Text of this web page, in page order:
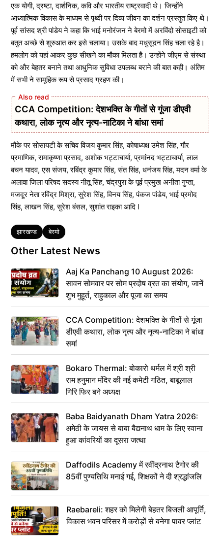
एक योगी, द्रष्टा, दार्शनिक, कवि और भारतीय राष्ट्रवादी थे। जिन्होंने
आध्यात्मिक विकास के माध्यम से पृथ्वी पर दिव्य जीवन का दर्शन प्रस्तुत किए थे।
पूर्व सांसद श्री पांडेय ने कहा कि भाई मनोरंजन ने बेरमो में अरविंदो सोसाइटी को
बतुत अच्छे से शुरुआत कर इसे चलाया। उसके बाद मधुसूदन सिंह चला रहे है।
हमलोग को यहां आकर कुछ सीखने का मौका मिलता है। उन्होंने जीएम से संस्था
को और बेहतर बनाने तथा आधुनिक सुविधा उपलब्ध बराने की बात कही। अंतिम
में सभी ने सामूहिक रूप से प्रसाद ग्रहण की।
CCA Competition: देशभक्ति के गीतों से गूंजा डीएवी
कथारा, लोक नृत्य और नृत्य-नाटिका ने बांधा समां
मौके पर सोसायटी के सचिव विजय कुमार सिंह, कोषाध्यक्ष उमेश सिंह, गौर
प्रमाणिक, रामाकृष्णा प्रसाद, अशोक भट्टाचार्या, प्रमांनद भट्टाचार्या, लाल
बचन यादव, एस संजय, रबिंद्र कुमार सिंह, संत सिंह, धनंजय सिंह, मदन वर्मा के
अलावा जिला परिषद सदस्य नीतू सिंह, चंद्रपुरा के पूर्व प्रमुख अनीता गुप्ता,
मजदूर नेता रविंद्र मिश्रा, सुरेश सिंह, विनय सिंह, पंकज पांडेय, भाई प्रमोद
सिंह, लाखन सिंह, सुरेश बंसल, सुशांत राइका आदि l
Tags
झारखण्ड बेरमो
Other Latest News
Aaj Ka Panchang 10 August 2026:
सावन सोमवार पर सोम प्रदोष व्रत का संयोग, जानें
शुभ मुहूर्त, राहुकाल और पूजा का समय
CCA Competition: देशभक्ति के गीतों से गूंजा
डीएवी कथारा, लोक नृत्य और नृत्य-नाटिका ने बांधा
समां
Bokaro Thermal: बोकारो थर्मल में श्री श्री
राम हनुमान मंदिर की नई कमेटी गठित, बाबूलाल
गिरि फिर बने अध्यक्ष
Baba Baidyanath Dham Yatra 2026:
अमेठी के जायस से बाबा बैद्यनाथ धाम के लिए रवाना
हुआ कांवरियों का दूसरा जत्था
Daffodils Academy में रवींद्रनाथ टैगोर की
85वीं पुण्यतिथि मनाई गई, शिक्षकों ने दी श्रद्धांजलि
Raebareli: शहर को मिलेगी बेहतर बिजली आपूर्ति,
विकास भवन परिसर में करोड़ों से बनेगा पावर प्लांट